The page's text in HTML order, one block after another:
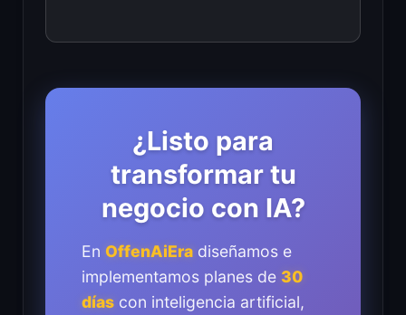
¿Listo para
transformar tu
negocio con IA?
En OffenAiEra diseñamos e
implementamos planes de 30
días con inteligencia artificial,